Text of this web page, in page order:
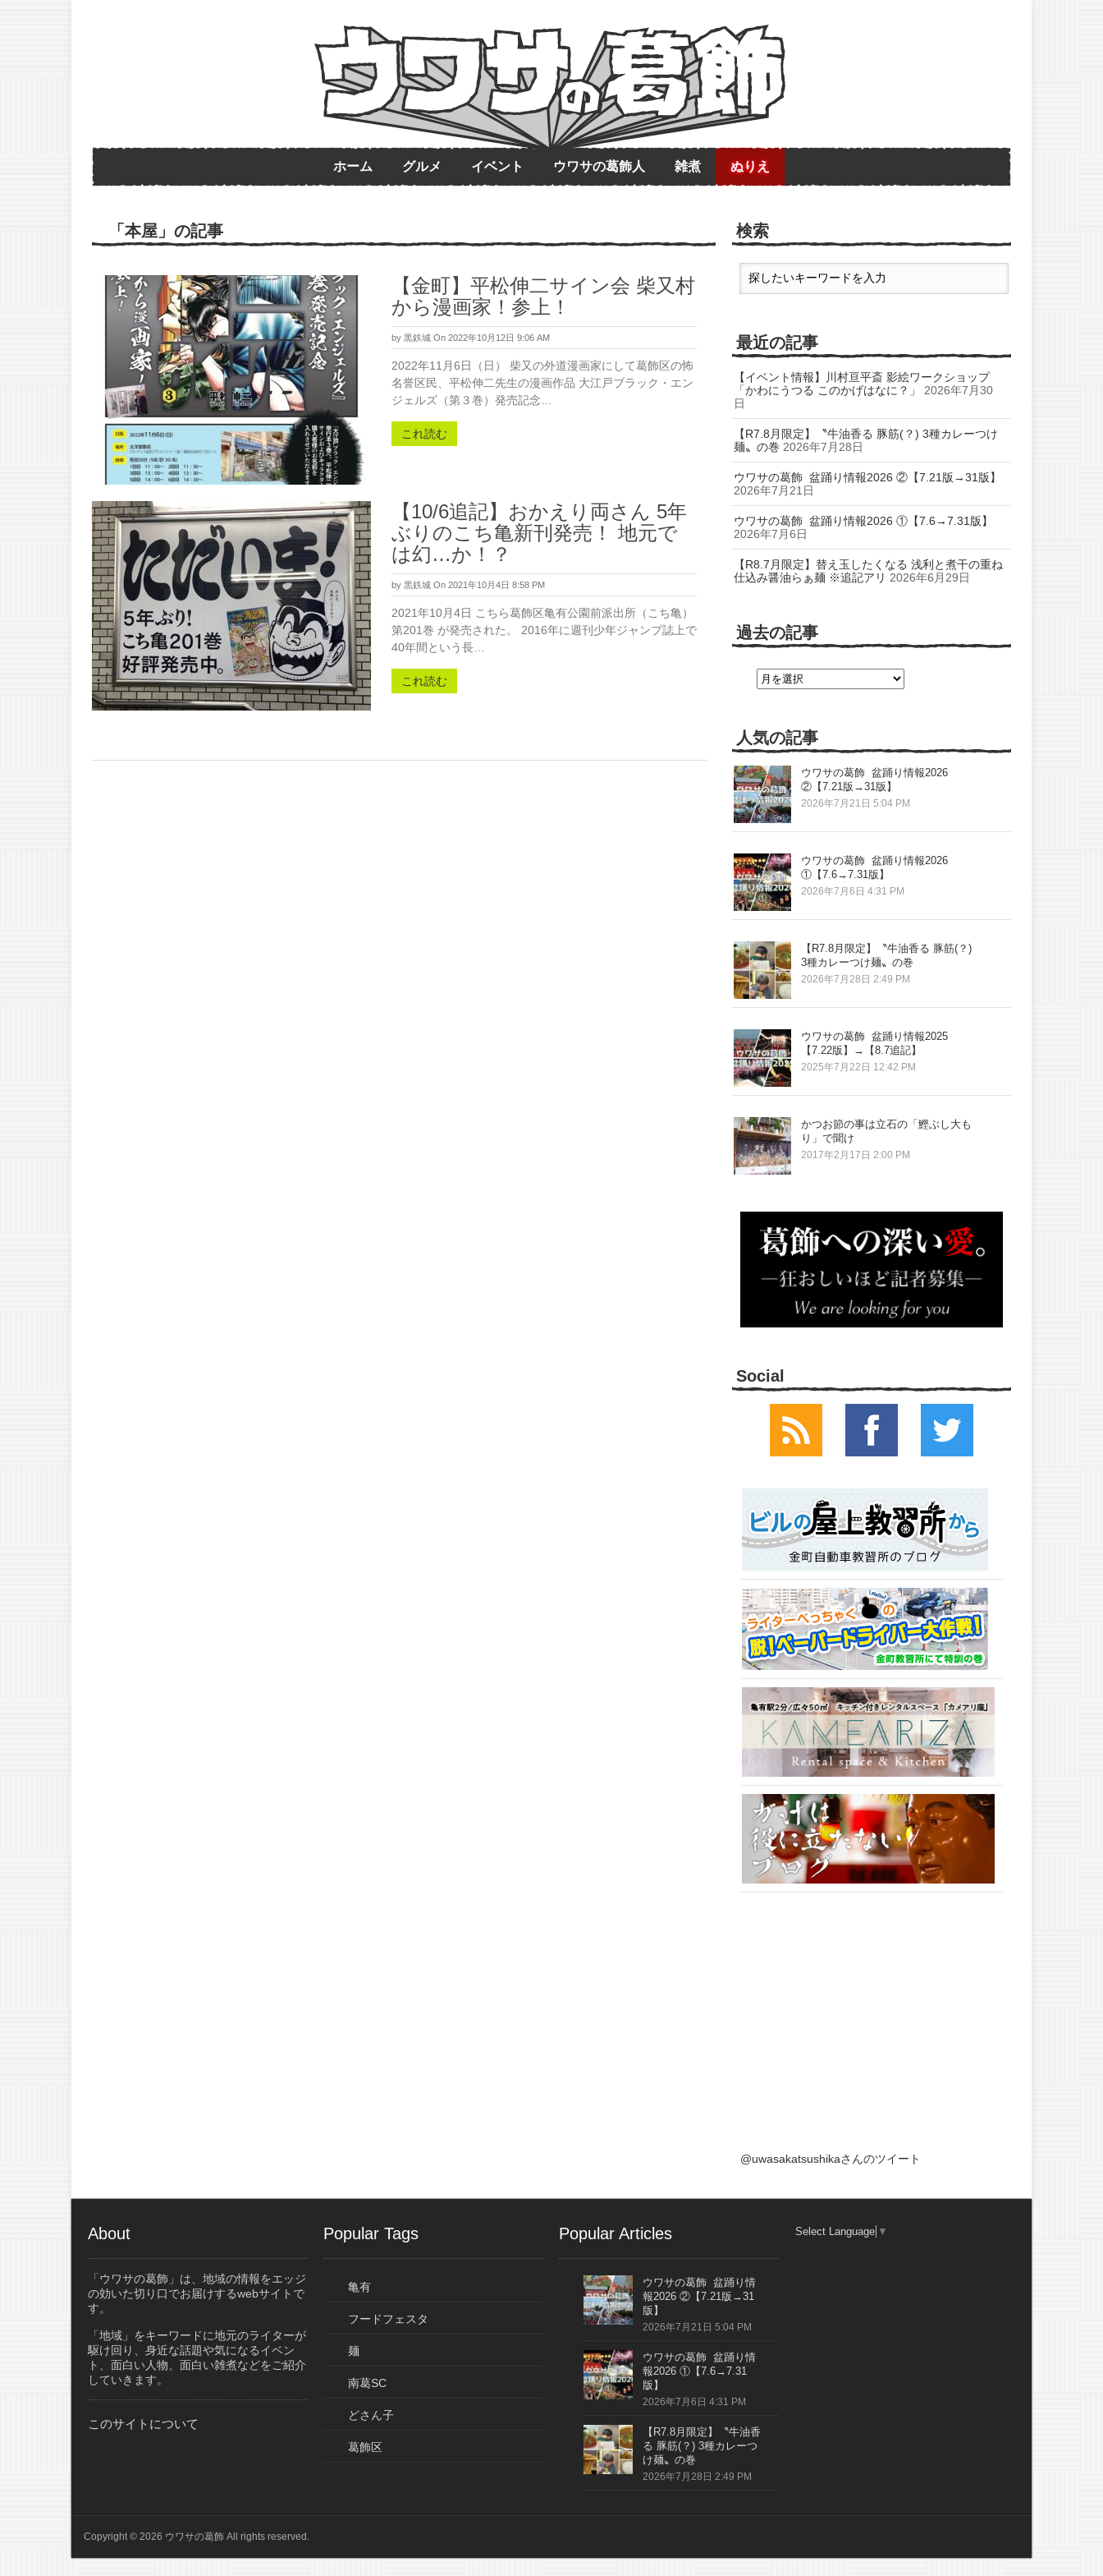
ホーム グルメ イベント ウワサの葛飾人 雑煮 ぬりえ
「本屋」の記事
【金町】平松伸二サイン会 柴又村
から漫画家！参上！
by 黒鉄城 On 2022年10月12日 9:06 AM
2022年11月6日（日） 柴又の外道漫画家にして葛飾区の怖
名誉区民、平松伸二先生の漫画作品 大江戸ブラック・エン
ジェルズ（第３巻）発売記念…
これ読む
【10/6追記】おかえり両さん 5年
ぶりのこち亀新刊発売！ 地元で
は幻…か！？
by 黒鉄城 On 2021年10月4日 8:58 PM
2021年10月4日 こちら葛飾区亀有公園前派出所（こち亀）
第201巻 が発売された。 2016年に週刊少年ジャンプ誌上で
40年間という長…
これ読む
検索
最近の記事
【イベント情報】川村亘平斎 影絵ワークショップ
「かわにうつる このかげはなに？」
2026年7月30
日
【R7.8月限定】〝牛油香る 豚筋(？) 3種カレーつけ
麺〟の巻 2026年7月28日
ウワサの葛飾 盆踊り情報2026 ②【7.21版→31版】
2026年7月21日
ウワサの葛飾 盆踊り情報2026 ①【7.6→7.31版】
2026年7月6日
【R8.7月限定】替え玉したくなる 浅利と煮干の重ね
仕込み醤油らぁ麺 ※追記アリ 2026年6月29日
過去の記事
人気の記事
ウワサの葛飾 盆踊り情報2026
②【7.21版→31版】
2026年7月21日 5:04 PM
ウワサの葛飾 盆踊り情報2026
①【7.6→7.31版】
2026年7月6日 4:31 PM
【R7.8月限定】〝牛油香る 豚筋(？)
3種カレーつけ麺〟の巻
2026年7月28日 2:49 PM
ウワサの葛飾 盆踊り情報2025
【7.22版】→【8.7追記】
2025年7月22日 12:42 PM
かつお節の事は立石の「鰹ぶし大も
り」で聞け
2017年2月17日 2:00 PM
Social
@uwasakatsushikaさんのツイート
About
「ウワサの葛飾」は、地域の情報をエッジ
の効いた切り口でお届けするwebサイトで
す。
「地域」をキーワードに地元のライターが
駆け回り、身近な話題や気になるイベン
ト、面白い人物、面白い雑煮などをご紹介
していきます。
このサイトについて
Popular Tags
亀有
フードフェスタ
麺
南葛SC
どさん子
葛飾区
Popular Articles
ウワサの葛飾 盆踊り情
報2026 ②【7.21版→31
版】
2026年7月21日 5:04 PM
ウワサの葛飾 盆踊り情
報2026 ①【7.6→7.31
版】
2026年7月6日 4:31 PM
【R7.8月限定】〝牛油香
る 豚筋(？) 3種カレーつ
け麺〟の巻
2026年7月28日 2:49 PM
Select Language ▼
Copyright © 2026 ウワサの葛飾 All rights reserved.